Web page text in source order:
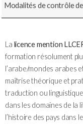
Modalités de contrôle
La licence mention
formation résolument
l’arabe/mondes arabes
maîtrise théorique et
traduction ou
dans les domaines de la
l’histoire des pays dans